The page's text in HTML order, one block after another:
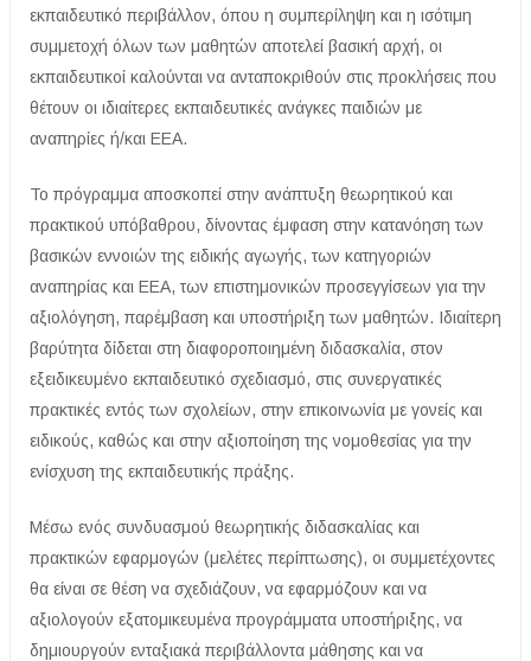
εκπαιδευτικό περιβάλλον, όπου η συμπερίληψη και η ισότιμη
συμμετοχή όλων των μαθητών αποτελεί βασική αρχή, οι
εκπαιδευτικοί καλούνται να ανταποκριθούν στις προκλήσεις που
θέτουν οι ιδιαίτερες εκπαιδευτικές ανάγκες παιδιών με
αναπηρίες ή/και ΕΕΑ.
Το πρόγραμμα αποσκοπεί στην ανάπτυξη θεωρητικού και
πρακτικού υπόβαθρου, δίνοντας έμφαση στην κατανόηση των
βασικών εννοιών της ειδικής αγωγής, των κατηγοριών
αναπηρίας και ΕΕΑ, των επιστημονικών προσεγγίσεων για την
αξιολόγηση, παρέμβαση και υποστήριξη των μαθητών. Ιδιαίτερη
βαρύτητα δίδεται στη διαφοροποιημένη διδασκαλία, στον
εξειδικευμένο εκπαιδευτικό σχεδιασμό, στις συνεργατικές
πρακτικές εντός των σχολείων, στην επικοινωνία με γονείς και
ειδικούς, καθώς και στην αξιοποίηση της νομοθεσίας για την
ενίσχυση της εκπαιδευτικής πράξης.
Μέσω ενός συνδυασμού θεωρητικής διδασκαλίας και
πρακτικών εφαρμογών (μελέτες περίπτωσης), οι συμμετέχοντες
θα είναι σε θέση να σχεδιάζουν, να εφαρμόζουν και να
αξιολογούν εξατομικευμένα προγράμματα υποστήριξης, να
δημιουργούν ενταξιακά περιβάλλοντα μάθησης και να